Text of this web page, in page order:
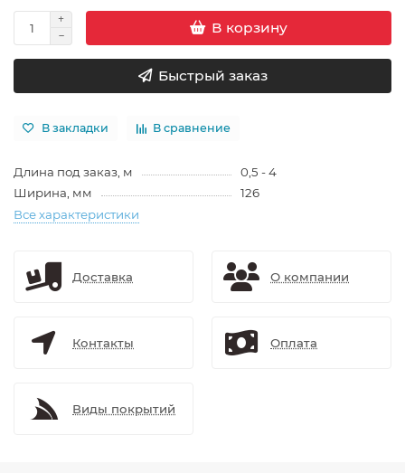
В корзину
Быстрый заказ
В закладки В сравнение
Длина под заказ, м
0,5 - 4
Ширина, мм
126
Все характеристики
Доставка О компании
Контакты Оплата
Виды покрытий